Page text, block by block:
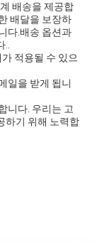
배송을 제공합
배달을 보장하
다.배송 옵션과
..
적용될 수 있으
일을 받게 됩니
니다. 우리는 고
하기 위해 노력합